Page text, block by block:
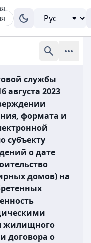
службы
августа 2023
формата и
субъекту
о дате
домов) на
жилищного
договора о